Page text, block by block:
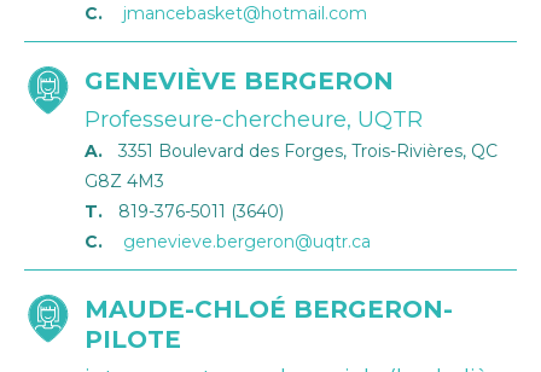
C.
jmancebasket@hotmail.com
GENEVIÈVE BERGERON
Professeure-chercheure, UQTR
A.
3351 Boulevard des Forges, Trois-Rivières, QC
G8Z 4M3
T.
819-376-5011 (3640)
C.
genevieve.bergeron@uqtr.ca
MAUDE-CHLOÉ BERGERON-
PILOTE